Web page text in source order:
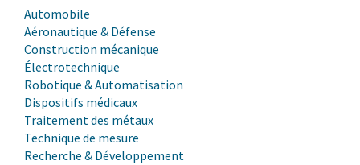
Automobile
Aéronautique & Défense
Construction mécanique
Électrotechnique
Robotique & Automatisation
Dispositifs médicaux
Traitement des métaux
Technique de mesure
Recherche & Développement